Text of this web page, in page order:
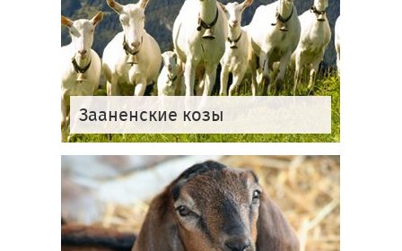
Зааненские козы